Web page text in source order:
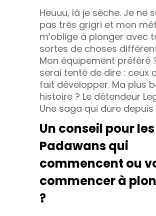
Heuuu, là je sèche. Je ne
pas très grigri et mon
m’oblige à plonger avec
sortes de choses
Mon équipement préféré
serai tenté de dire : ceux
fait développer. Ma plus
histoire ? Le détendeur
Une saga qui dure depuis
Un conseil pour les
Padawans qui
commencent ou
commencer à
?